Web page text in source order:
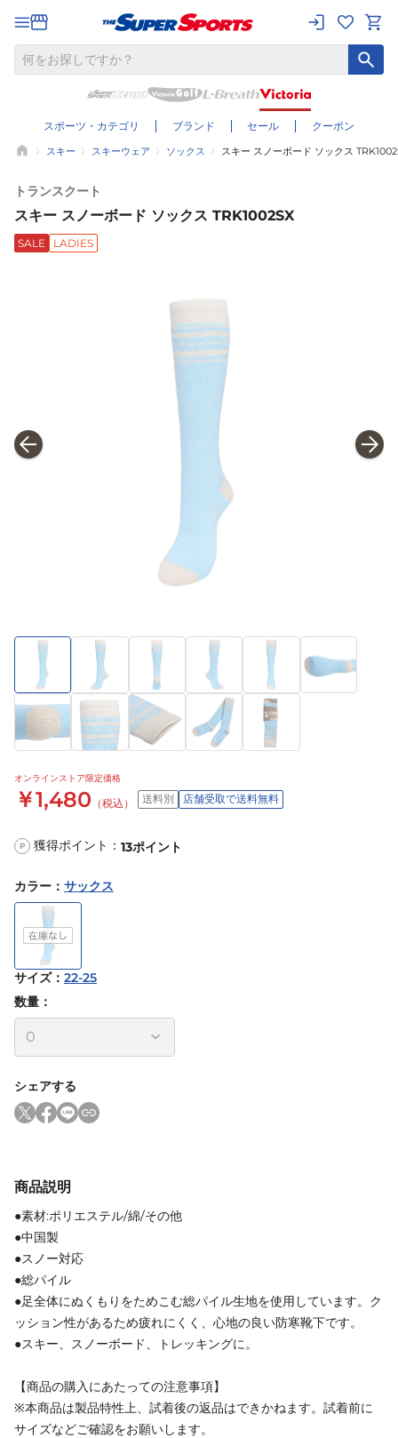
スポーツ・カテゴリ ブランド セール クーポン
スキー スキーウェア ソックス スキー スノーボード ソックス
トランスクート
スキー スノーボード ソックス TRK1002SX
SALE LADIES
オンラインストア限定価格
￥1,480 （税込） 送料別 店舗受取で送料無料
P 獲得ポイント： 13ポイント
カラー ： サックス
サイズ： 22-25
数量：
シェアする
商品説明
●素材:ポリエステル/綿/その他
●中国製
●スノー対応
●総パイル
●足全体にぬくもりをためこむ総パイル生地を使用しています。ク
ッション性があるため疲れにくく、心地の良い防寒靴下です。
●スキー、スノーボード、トレッキングに。
【商品の購入にあたっての注意事項】
※本商品は製品特性上、試着後の返品はできかねます。試着前に
サイズなどご確認をお願いします。